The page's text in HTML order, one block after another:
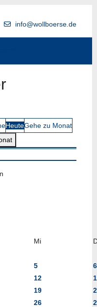
info@wollboerse.de
HeuteGehe zu Monat
Mi
5
6
12
19
26